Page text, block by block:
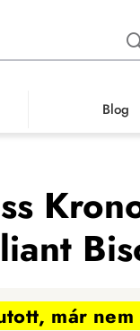
Blog
(nem elérhető)
már